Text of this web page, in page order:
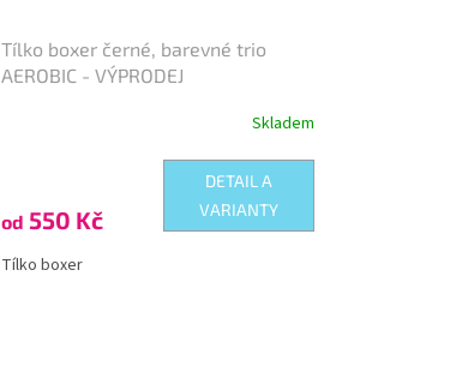
Tílko boxer černé, barevné trio
AEROBIC - VÝPRODEJ
Skladem
od 550 Kč
DETAIL A
VARIANTY
Tílko boxer